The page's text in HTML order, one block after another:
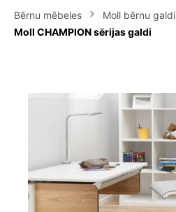
Bērnu mēbeles
Moll bērnu galdi
Moll CHAMPION sērijas galdi